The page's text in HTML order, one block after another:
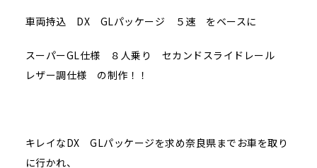
車両持込 DX GLパッケージ ５速 をベースに
スーパーGL仕様 ８人乗り セカンドスライドレール
レザー調仕様 の制作！！
キレイなDX GLパッケージを求め奈良県までお車を取り
に行かれ、